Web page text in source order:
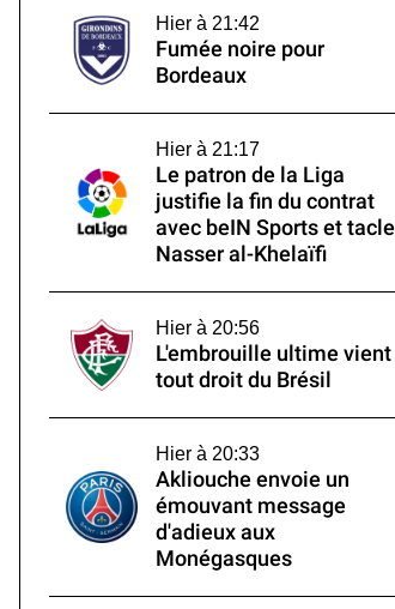
Hier à 21:42
Fumée noire pour
Bordeaux
Hier à 21:17
Le patron de la Liga
justifie la fin du contrat
avec beIN Sports et tacle
Nasser al-Khelaïfi
Hier à 20:56
L'embrouille ultime vient
tout droit du Brésil
Hier à 20:33
Akliouche envoie un
émouvant message
d'adieux aux
Monégasques